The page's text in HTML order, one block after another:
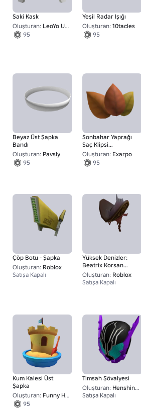
Saki Kask
Oluşturan: LeoYo UGC
95
Yeşil Radar Işığı
Oluşturan: 10tacles
95
Beyaz Üst Şapka
Bandı
Oluşturan: Pavsly
95
Sonbahar Yaprağı
Saç Klipsi
Dekorasyonu
Oluşturan: Exarpo
95
Çöp Botu - Şapka
Oluşturan: Roblox
Satışa Kapalı
Yüksek Denizler:
Beatrix Korsan
Kraliçesi - Şapka
Oluşturan: Roblox
Satışa Kapalı
Kum Kalesi Üst
Şapka
Oluşturan: Funny Hat Go BRR
95
Timsah Şövalyesi
Oluşturan: Henshin Industries
Satışa Kapalı